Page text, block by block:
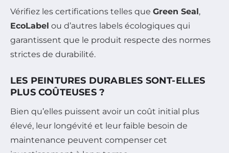
Vérifiez les certifications telles que Green Seal,
EcoLabel ou d’autres labels écologiques qui
garantissent que le produit respecte des normes
strictes de durabilité.
LES PEINTURES DURABLES SONT-ELLES
PLUS COÛTEUSES ?
Bien qu’elles puissent avoir un coût initial plus
élevé, leur longévité et leur faible besoin de
maintenance peuvent compenser cet